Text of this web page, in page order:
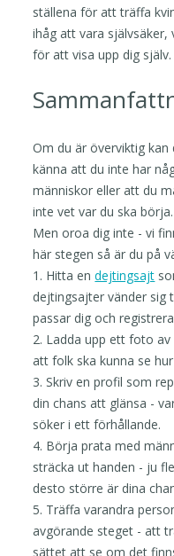
ställena för att träffa
ihåg att vara självsäker,
för att visa upp dig själv.
Om du är överviktig
känna att du inte har
människor eller att du
inte vet var du ska börja.
Men oroa dig inte - vi
här stegen så är du på
1. Hitta endejtingsajt
dejtingsajter vänder sig
passar dig och
2. Ladda upp ett foto
att folk ska kunna se
3. Skriv en profil som
din chans att glänsa -
söker i ett förhållande.
4. Börja prata med
sträcka ut handen - ju
desto större är dina
5. Träffa varandra
avgörande steget - att
sättet att se om det